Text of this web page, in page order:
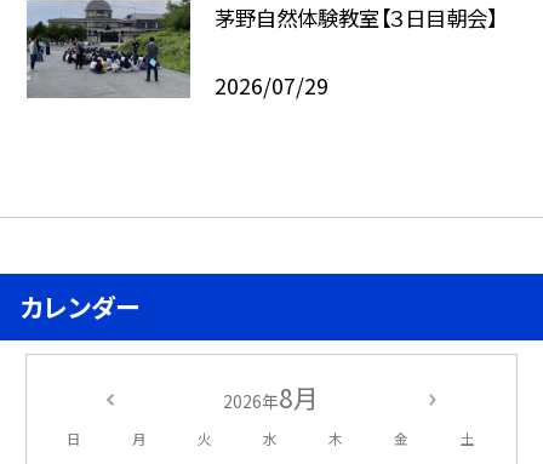
茅野自然体験教室【３日目朝会】
2026/07/29
カレンダー
2026年8月
日 月 火 水 木 金 土